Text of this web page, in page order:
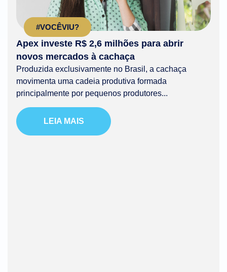
#VOCÊVIU?
Apex investe R$ 2,6 milhões para abrir
novos mercados à cachaça
Produzida exclusivamente no Brasil, a cachaça
movimenta uma cadeia produtiva formada
principalmente por pequenos produtores...
LEIA MAIS